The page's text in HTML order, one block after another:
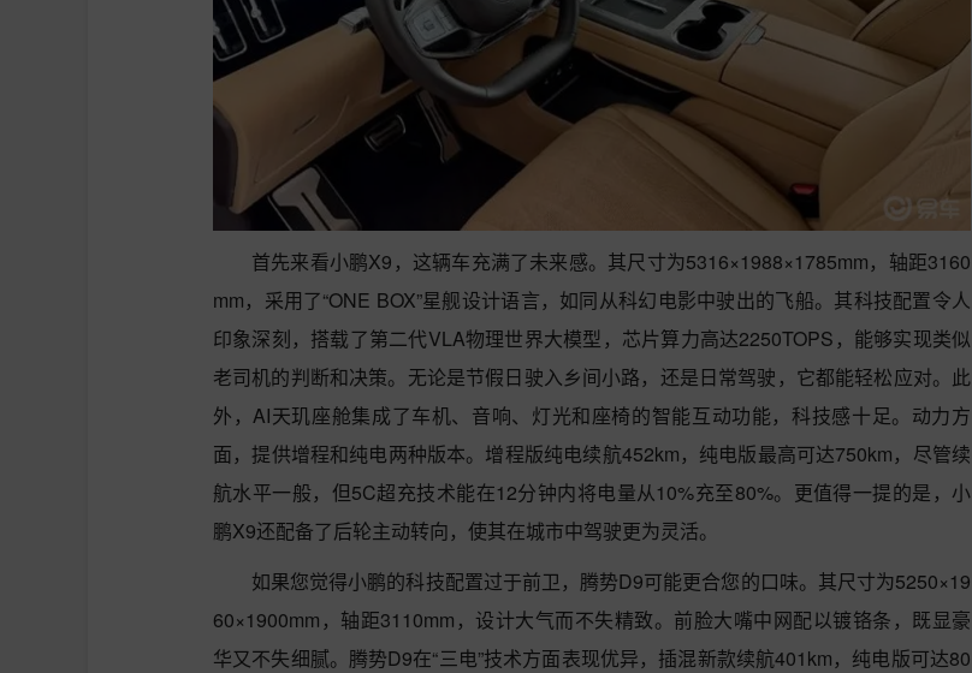
首先来看小鹏X9，这辆车充满了未来感。其尺寸为5316×1988×1785mm，轴距3160
mm，采用了“ONE BOX”星舰设计语言，如同从科幻电影中驶出的飞船。其科技配置令人
印象深刻，搭载了第二代VLA物理世界大模型，芯片算力高达2250TOPS，能够实现类似
老司机的判断和决策。无论是节假日驶入乡间小路，还是日常驾驶，它都能轻松应对。此
外，AI天玑座舱集成了车机、音响、灯光和座椅的智能互动功能，科技感十足。动力方
面，提供增程和纯电两种版本。增程版纯电续航452km，纯电版最高可达750km，尽管续
航水平一般，但5C超充技术能在12分钟内将电量从10%充至80%。更值得一提的是，小
鹏X9还配备了后轮主动转向，使其在城市中驾驶更为灵活。
如果您觉得小鹏的科技配置过于前卫，腾势D9可能更合您的口味。其尺寸为5250×19
60×1900mm，轴距3110mm，设计大气而不失精致。前脸大嘴中网配以镀铬条，既显豪
华又不失细腻。腾势D9在“三电”技术方面表现优异，插混新款续航401km，纯电版可达80